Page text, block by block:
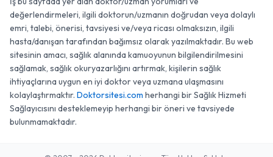
değerlendirmeleri, ilgili doktorun/uzmanın doğrudan veya dolaylı
emri, talebi, önerisi, tavsiyesi ve/veya ricası olmaksızın, ilgili
hasta/danışan tarafından bağımsız olarak yazılmaktadır. Bu web
sitesinin amacı, sağlık alanında kamuoyunun bilgilendirilmesini
sağlamak, sağlık okuryazarlığını artırmak, kişilerin sağlık
ihtiyaçlarına uygun en iyi doktor veya uzmana ulaşmasını
kolaylaştırmaktır. Doktorsitesi.com herhangi bir Sağlık Hizmeti
Sağlayıcısını desteklemeyip herhangi bir öneri ve tavsiyede
bulunmamaktadır.